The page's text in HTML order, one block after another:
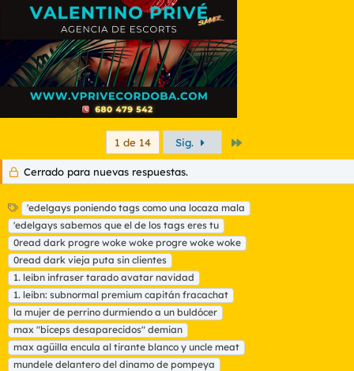
1 de 14 Sig.
Cerrado para nuevas respuestas.
E
t
i
q
u
e
t
a
s
'edelgays poniendo tags como una locaza mala
'edelgays sabemos que el de los tags eres tu
0read dark progre woke woke progre woke woke
0read dark vieja puta sin clientes
1. leibn infraser tarado avatar navidad
1. leibn: subnormal premium capitán fracachat
la mujer de perrino durmiendo a un buldócer
max "bíceps desaparecidos" demian
max agüilla encula al tirante blanco y uncle meat
mundele delantero del dinamo de pompeya